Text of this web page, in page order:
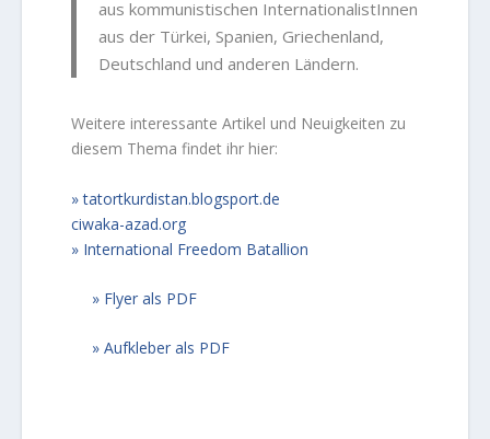
aus kommunistischen InternationalistInnen
aus der Türkei, Spanien, Griechenland,
Deutschland und anderen Ländern.
Weitere interessante Artikel und Neuigkeiten zu
diesem Thema findet ihr hier:
tatortkurdistan.blogsport.de
ciwaka-azad.org
International Freedom Batallion
Flyer als PDF
Aufkleber als PDF